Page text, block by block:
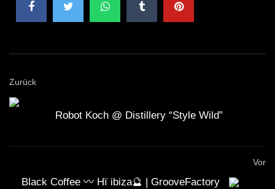
https://soundcloud.com/desisyphus
Instagramhttps://www.instagram.com/sisyphus_bass/
#Techno #Sisyphus
Zurück
Robot Koch @ Distillery “Style Wild”
Vor
Black Coffee 〰️ Hï ibiza🔮 | GrooveFactory